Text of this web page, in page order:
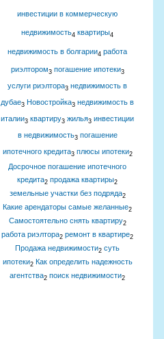
инвестиции в коммерческую
недвижимость4 квартиры4
недвижимость в болгарии4 работа
риэлтором3 погашение ипотеки3
услуги риэлтора3 недвижимость в
дубае3 Новостройка3 недвижимость в
италии3 квартиру3 жилья3 инвестиции
в недвижимость3 погашение
ипотечного кредита3 плюсы ипотеки2
Досрочное погашение ипотечного
кредита2 продажа квартиры2
земельные участки без подряда2
Какие арендаторы самые желанные2
Самостоятельно снять квартиру2
работа риэлтора2 ремонт в квартире2
Продажа недвижимости2 суть
ипотеки2 Как определить надежность
агентства2 поиск недвижимости2